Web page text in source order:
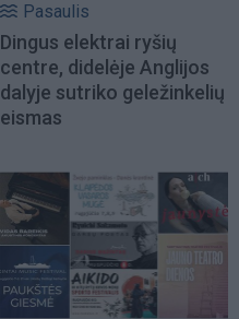
Pasaulis
Dingus elektrai ryšių
centre, didelėje Anglijos
dalyje sutriko geležinkelių
eismas